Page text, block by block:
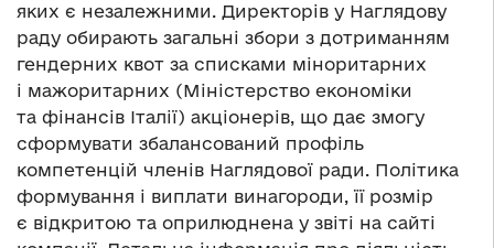
яких є незалежними. Директорів у Наглядову
раду обирають загальні збори з дотриманням
гендерних квот за списками міноритарних
і мажоритарних (Міністерство економіки
та фінансів Італії) акціонерів, що дає змогу
сформувати збалансований профіль
компетенцій членів Наглядової ради. Політика
формування і виплати винагороди, її розмір
є відкритою та оприлюднена у звіті на сайті